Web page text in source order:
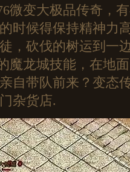
微变大极品传奇，
时候得保持精神力
，砍伐的树运到一
龙城技能，在地
自带队前来？变态
杂货店.